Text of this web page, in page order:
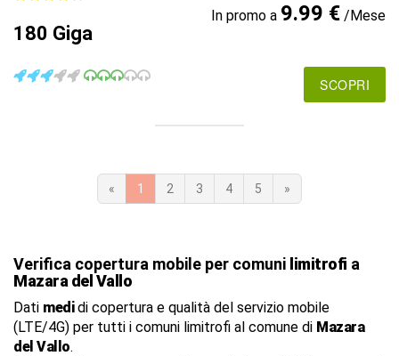
180 Giga
In promo a 9.99 €/Mese
SCOPRI
« 1 2 3 4 5 »
Verifica copertura mobile per comuni limitrofi a
Mazara del Vallo
Dati medidi copertura e qualità del servizio mobile
(LTE/4G) per tutti i comuni limitrofi al comune di Mazara
del Vallo.